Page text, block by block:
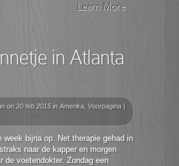
Learn More
in Atlanta
on 20 feb 2015 in Amerika, Voorpagina |
week bijna op. Net therapie gehad in
naar de kapper en morgen
de voetendokter. Zondag een